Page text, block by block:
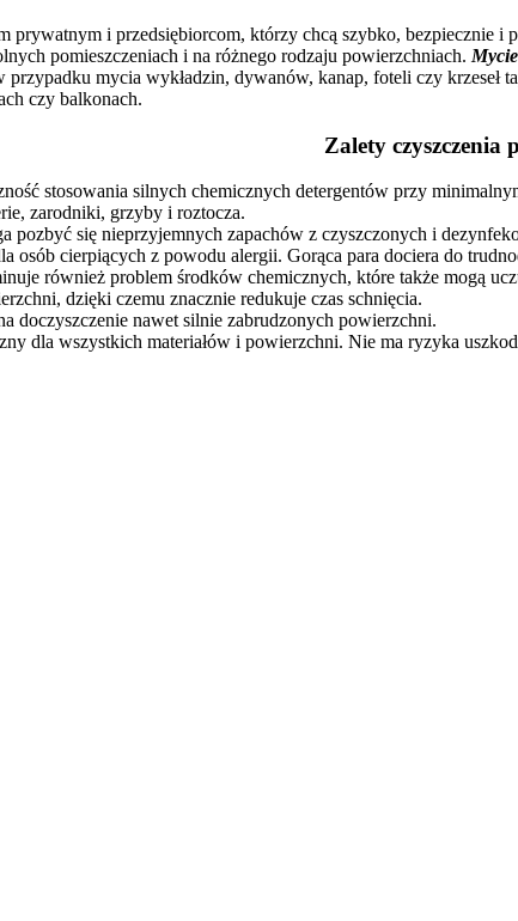
prywatnym i przedsiębiorcom, którzy chcą szybko, bezpiecznie
pomieszczeniach i na różnego rodzaju powierzchniach.
mycia wykładzin, dywanów, kanap, foteli czy
czy balkonach.
Zalety czyszczenia
stosowania silnych chemicznych detergentów przy
zarodniki, grzyby i roztocza.
pozbyć się nieprzyjemnych zapachów z czyszczonych i
osób cierpiących z powodu alergii. Gorąca para dociera do
również problem środków chemicznych, które także mogą
dzięki czemu znacznie redukuje czas schnięcia.
doczyszczenie nawet silnie zabrudzonych powierzchni.
dla wszystkich materiałów i powierzchni. Nie ma ryzyka